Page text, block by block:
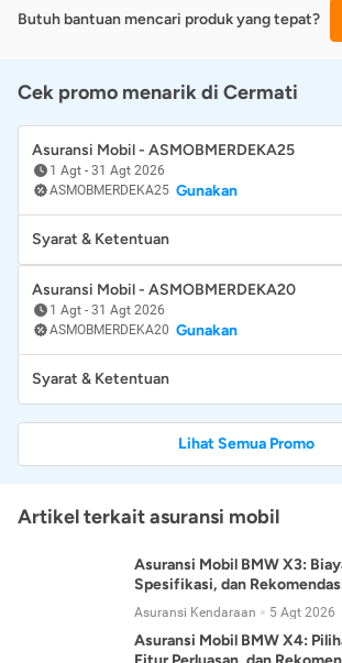
Butuh bantuan mencari produk yang tepat?
Cek promo menarik di Cermati
Asuransi Mobil - ASMOBMERDEKA25
1 Agt - 31 Agt 2026
ASMOBMERDEKA25 Gunakan
Syarat & Ketentuan
Asuransi Mobil - ASMOBMERDEKA20
1 Agt - 31 Agt 2026
ASMOBMERDEKA20 Gunakan
Syarat & Ketentuan
Lihat Semua Promo
Artikel terkait asuransi mobil
Asuransi Mobil BMW X3:
Spesifikasi, dan
Asuransi Kendaraan 5 Agt 2026
Asuransi Mobil BMW X4: